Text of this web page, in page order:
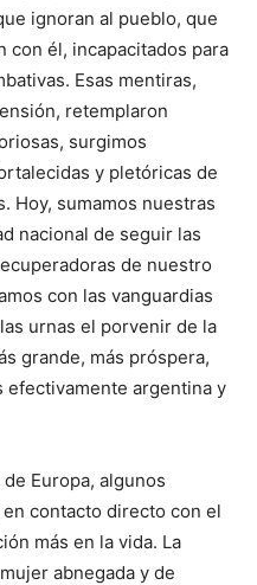
ignoran al pueblo, que
con él, incapacitados para
Esas mentiras,
retemplaron
surgimos
y pletóricas de
Hoy, sumamos nuestras
nacional de seguir las
de nuestro
con las vanguardias
urnas el porvenir de la
grande, más próspera,
efectivamente argentina y
Europa, algunos
contacto directo con el
más en la vida. La
abnegada y de